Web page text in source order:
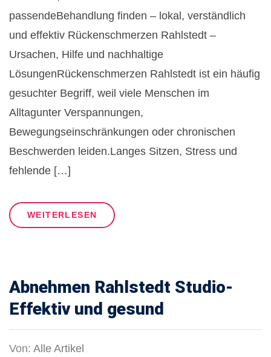
passendeBehandlung finden – lokal, verständlich
und effektiv Rückenschmerzen Rahlstedt –
Ursachen, Hilfe und nachhaltige
LösungenRückenschmerzen Rahlstedt ist ein häufig
gesuchter Begriff, weil viele Menschen im
Alltagunter Verspannungen,
Bewegungseinschränkungen oder chronischen
Beschwerden leiden.Langes Sitzen, Stress und
fehlende […]
WEITERLESEN
Abnehmen Rahlstedt Studio-
Effektiv und gesund
Von: Alle Artikel